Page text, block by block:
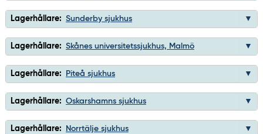
Lagerhållare: Sunderby sjukhus
Lagerhållare: Skånes universitetssjukhus, Malmö
Lagerhållare: Piteå sjukhus
Lagerhållare: Oskarshamns sjukhus
Lagerhållare: Norrtälje sjukhus